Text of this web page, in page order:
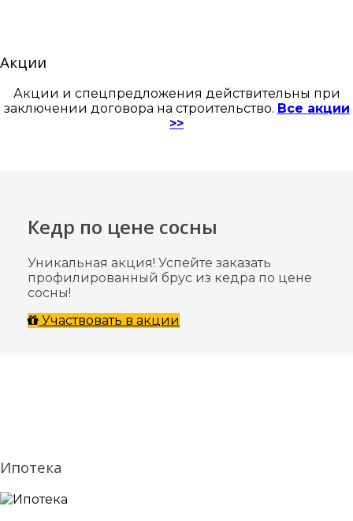
Акции
Акции и спецпредложения действительны при
заключении договора на строительство. Все акции
>>
Кедр по цене сосны
Уникальная акция! Успейте заказать
профилированный брус из кедра по цене
сосны!
Участвовать в акции
Ипотека